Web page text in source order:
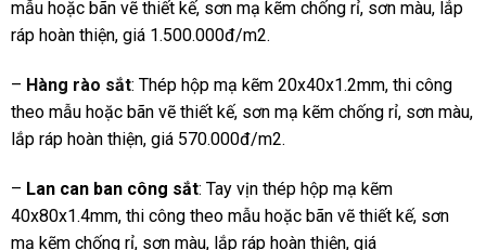
mẫu hoặc bãn vẽ thiết kế, sơn mạ kẽm chống rỉ, sơn màu, lắp
ráp hoàn thiện, giá 1.500.000đ/m2.
– Hàng rào sắt: Thép hộp mạ kẽm 20x40x1.2mm, thi công
theo mẫu hoặc bãn vẽ thiết kế, sơn mạ kẽm chống rỉ, sơn màu,
lắp ráp hoàn thiện, giá 570.000đ/m2.
– Lan can ban công sắt: Tay vịn thép hộp mạ kẽm
40x80x1.4mm, thi công theo mẫu hoặc bãn vẽ thiết kế, sơn
mạ kẽm chống rỉ, sơn màu, lắp ráp hoàn thiện, giá